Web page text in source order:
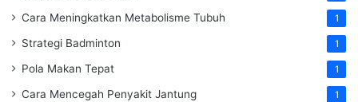
Cara Meningkatkan Metabolisme Tubuh 1
Strategi Badminton 1
Pola Makan Tepat 1
Cara Mencegah Penyakit Jantung 1